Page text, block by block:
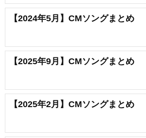
【2024年5月】CMソングまとめ
【2025年9月】CMソングまとめ
【2025年2月】CMソングまとめ